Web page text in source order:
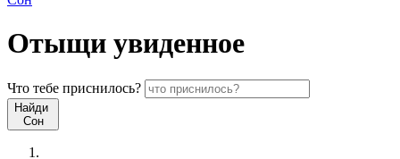
Отыщи увиденное
Что тебе приснилось?
Найди
Сон